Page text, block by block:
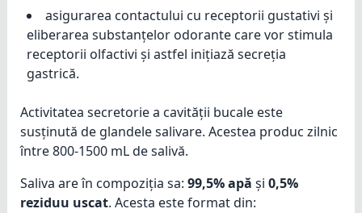
asigurarea contactului cu receptorii gustativi și
eliberarea substanțelor odorante care vor stimula
receptorii olfactivi și astfel inițiază secreția
gastrică.
Activitatea secretorie a cavității bucale este
susținută de glandele salivare. Acestea produc zilnic
între 800-1500 mL de salivă.
Saliva are în compoziția sa: 99,5% apă și 0,5%
reziduu uscat. Acesta este format din: